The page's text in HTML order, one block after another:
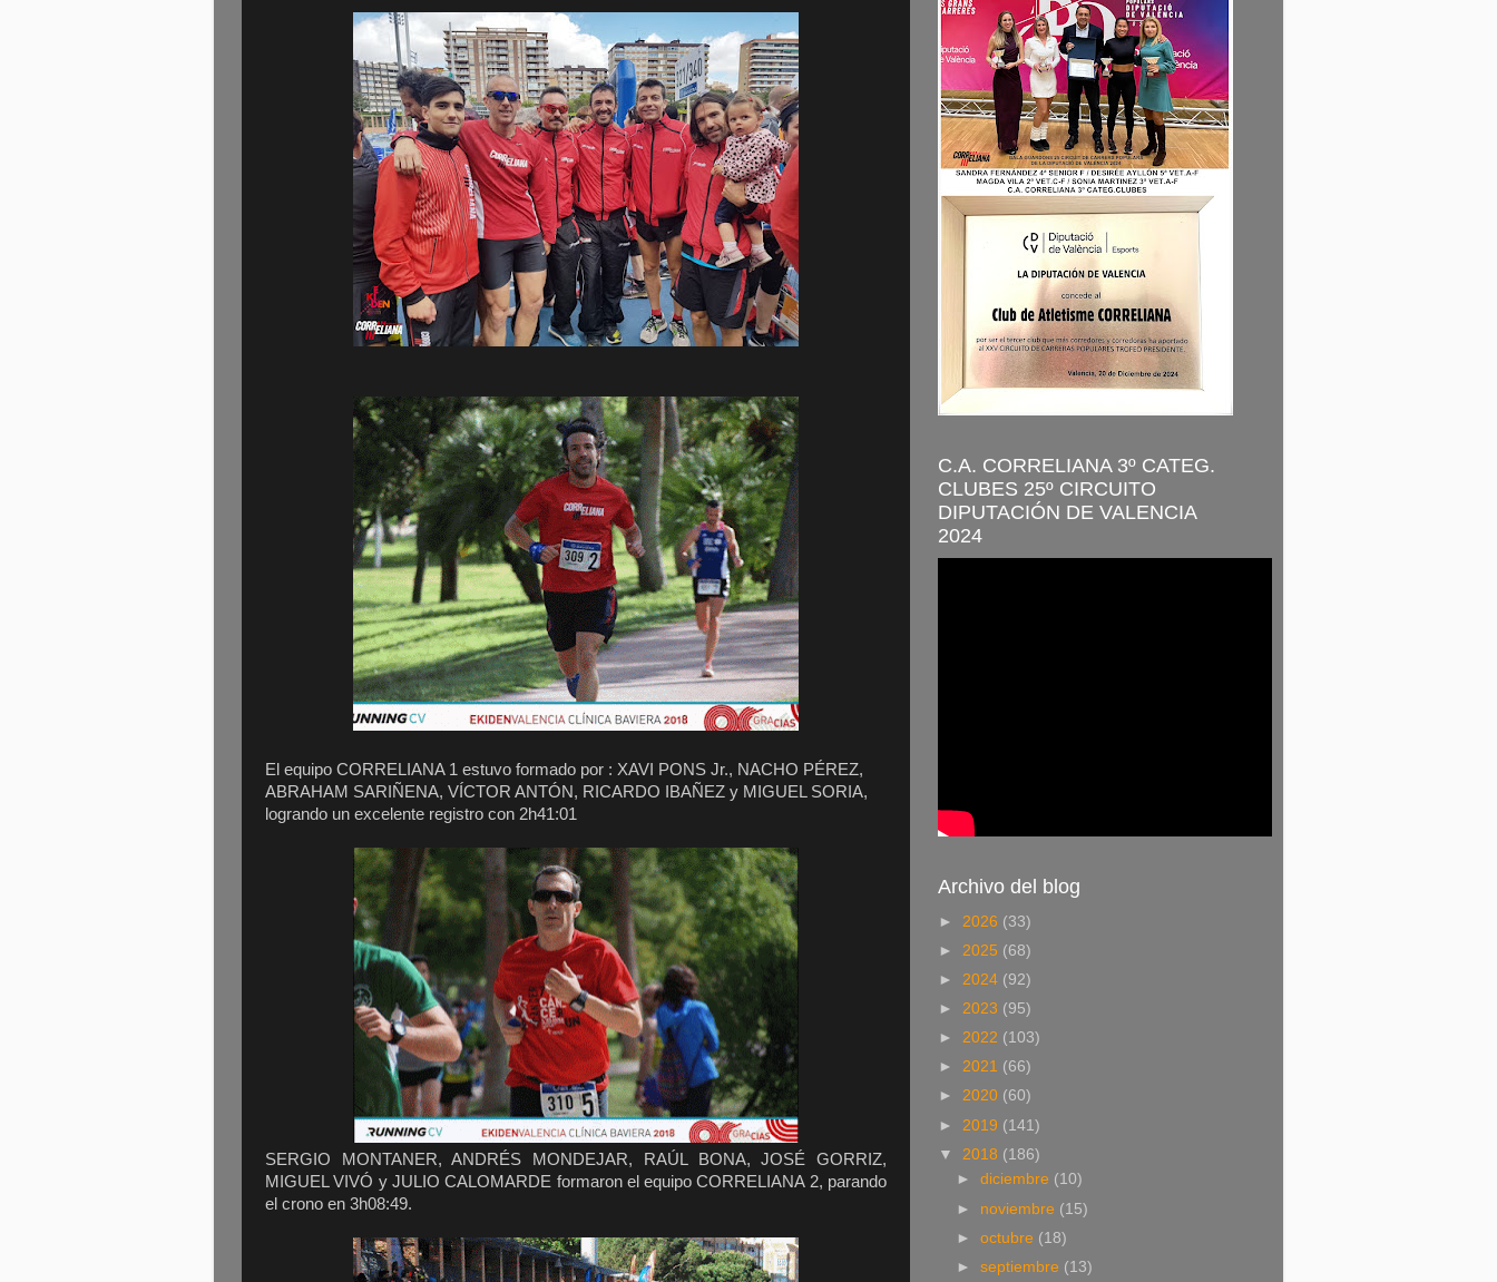
El equipo CORRELIANA 1 estuvo formado por : XAVI PONS Jr., NACHO PÉREZ,
ABRAHAM SARIÑENA, VÍCTOR ANTÓN, RICARDO IBAÑEZ y MIGUEL SORIA,
logrando un excelente registro con 2h41:01
SERGIO MONTANER, ANDRÉS MONDEJAR, RAÚL BONA, JOSÉ GORRIZ,
MIGUEL VIVÓ y JULIO CALOMARDE formaron el equipo CORRELIANA 2, parando
el crono en 3h08:49.
C.A. CORRELIANA 3º CATEG.
CLUBES 25º CIRCUITO
DIPUTACIÓN DE VALENCIA
2024
Archivo del blog
► 2026 (33)
► 2025 (68)
► 2024 (92)
► 2023 (95)
► 2022 (103)
► 2021 (66)
► 2020 (60)
► 2019 (141)
▼ 2018 (186)
►diciembre (10)
► noviembre (15)
►octubre (18)
►septiembre (13)